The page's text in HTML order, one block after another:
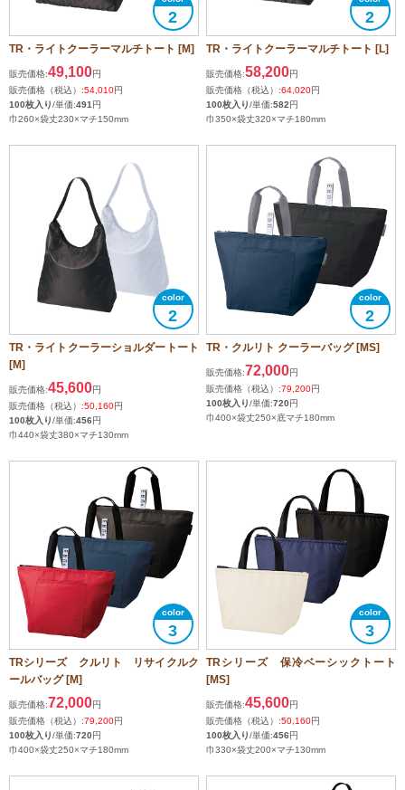
2
TR・ライトクーラーマルチトート [M]
販売価格:49,100円
販売価格（税込）:54,010円
100枚入り/単価:491 円
巾260×袋丈230×マチ150mm
2
TR・ライトクーラーマルチトート [L]
販売価格:58,200円
販売価格（税込）:64,020円
100枚入り/単価:582円
巾350×袋丈320×マチ180mm
2
TR・ライトクーラーショルダートート
[M]
販売価格:45,600円
販売価格（税込）:50,160円
100枚入り/単価:456円
巾440×袋丈380×マチ130mm
2
TR・クルリト クーラーバッグ [MS]
販売価格:72,000円
販売価格（税込）:79,200円
100枚入り/単価:720円
巾400×袋丈250×底マチ180mm
3
TRシリーズ クルリト リサイクルク
ールバッグ [M]
販売価格:72,000円
販売価格（税込）:79,200円
100枚入り/単価:720円
巾400×袋丈250×マチ180mm
3
TRシリーズ 保冷ベーシックトート
[MS]
販売価格:45,600円
販売価格（税込）:50,160円
100枚入り/単価:456円
巾330×袋丈200×マチ130mm